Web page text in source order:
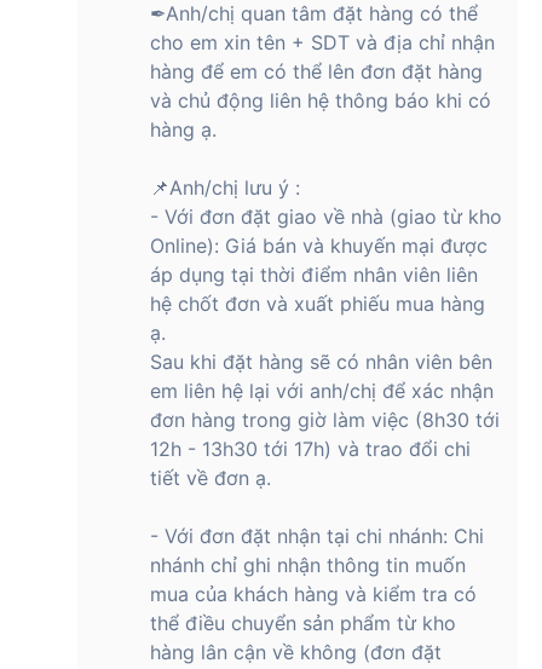
✒Anh/chị quan tâm đặt hàng có thể
cho em xin tên + SDT và địa chỉ nhận
hàng để em có thể lên đơn đặt hàng
và chủ động liên hệ thông báo khi có
hàng ạ.
📌Anh/chị lưu ý :
- Với đơn đặt giao về nhà (giao từ kho
Online): Giá bán và khuyến mại được
áp dụng tại thời điểm nhân viên liên
hệ chốt đơn và xuất phiếu mua hàng
ạ.
Sau khi đặt hàng sẽ có nhân viên bên
em liên hệ lại với anh/chị để xác nhận
đơn hàng trong giờ làm việc (8h30 tới
12h - 13h30 tới 17h) và trao đổi chi
tiết về đơn ạ.
- Với đơn đặt nhận tại chi nhánh: Chi
nhánh chỉ ghi nhận thông tin muốn
mua của khách hàng và kiểm tra có
thể điều chuyển sản phẩm từ kho
hàng lân cận về không (đơn đặt